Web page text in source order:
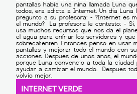
INTERNET VERDE